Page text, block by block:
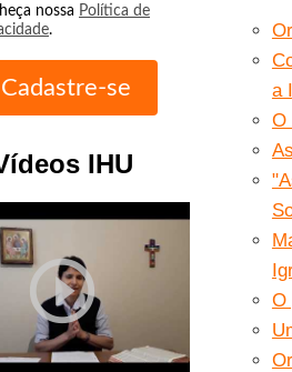
nossa Política de
.
IHU
play_circle_outline
a
O
O